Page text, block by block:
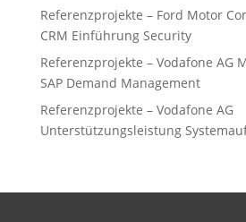
Referenzprojekte – Ford Motor
CRM Einführung Security
Referenzprojekte – Vodafone AG
SAP Demand Management
Referenzprojekte – Vodafone AG
Unterstützungsleistung